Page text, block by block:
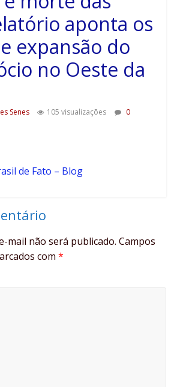
aponta os
expansão do
no Oeste da
Senes 105 visualizações
0
de Fato – Blog
mail não será publicado. Campos
com*